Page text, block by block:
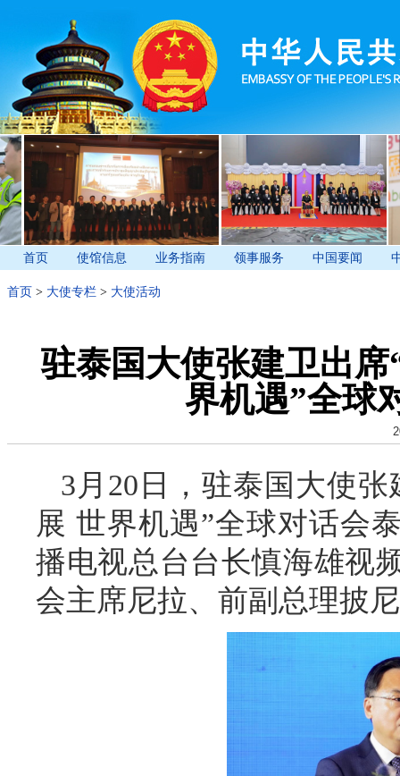
首页 使馆信息 业务指南 领事服务 中国要闻
首页 > 大使专栏 > 大使活动
驻泰国大使张建卫出
界机遇”全球
3月20日，驻泰国大使
展 世界机遇”全球对话会
播电视总台台长慎海雄视
会主席尼拉、前副总理披